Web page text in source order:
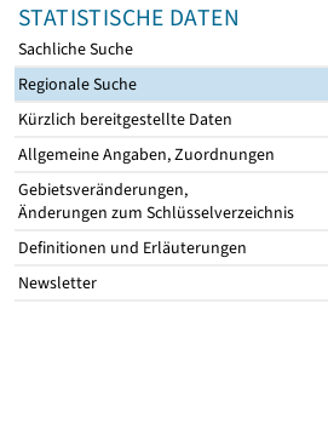
STATISTISCHE DATEN
Sachliche Suche
Regionale Suche
Kürzlich bereitgestellte Daten
Allgemeine Angaben, Zuordnungen
Gebietsveränderungen,
Änderungen zum Schlüsselverzeichnis
Definitionen und Erläuterungen
Newsletter